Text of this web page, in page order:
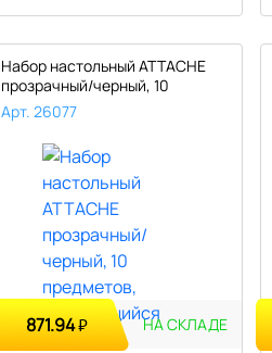
Набор настольный ATTACHE
прозрачный/черный, 10
предмето..
Арт. 26077
871.94₽ НА СКЛАДЕ